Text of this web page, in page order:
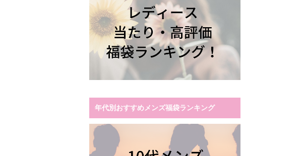
年代別おすすめメンズ福袋ランキング